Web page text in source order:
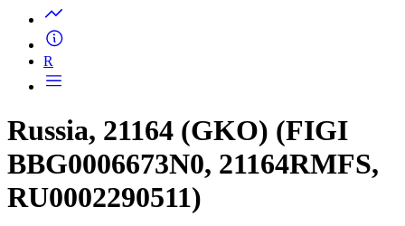
R
Russia, 21164 (GKO) (FIGI
BBG0006673N0, 21164RMFS,
RU0002290511)